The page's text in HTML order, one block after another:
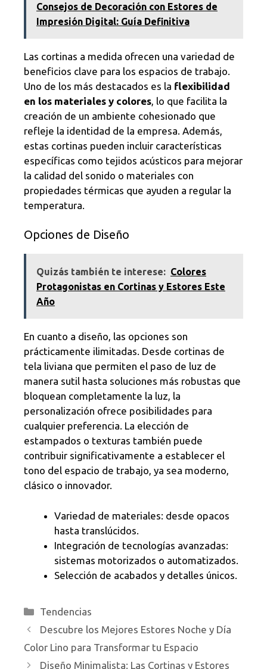
Consejos de Decoración con Estores de
Impresión Digital: Guía Definitiva
Las cortinas a medida ofrecen una variedad de
beneficios clave para los espacios de trabajo.
Uno de los más destacados es la flexibilidad
en los materiales y colores , lo que facilita la
creación de un ambiente cohesionado que
refleje la identidad de la empresa. Además,
estas cortinas pueden incluir características
específicas como tejidos acústicos para mejorar
la calidad del sonido o materiales con
propiedades térmicas que ayuden a regular la
temperatura.
Opciones de Diseño
Quizás también te interese: Colores
Protagonistas en Cortinas y Estores Este
Año
En cuanto a diseño, las opciones son
prácticamente ilimitadas. Desde cortinas de
tela liviana que permiten el paso de luz de
manera sutil hasta soluciones más robustas que
bloquean completamente la luz, la
personalización ofrece posibilidades para
cualquier preferencia. La elección de
estampados o texturas también puede
contribuir significativamente a establecer el
tono del espacio de trabajo, ya sea moderno,
clásico o innovador.
Variedad de materiales: desde opacos
hasta translúcidos.
Integración de tecnologías avanzadas:
sistemas motorizados o automatizados.
Selección de acabados y detalles únicos.
Categorías
Tendencias
Descubre los Mejores Estores Noche y Día
Color Lino para Transformar tu Espacio
Diseño Minimalista: Las Cortinas y Estores